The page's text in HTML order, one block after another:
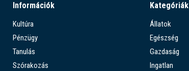
Információk
Kultúra
Pénzügy
Tanulás
Szórakozás
Kategóriák
Állatok
Egészség
Gazdaság
Ingatlan